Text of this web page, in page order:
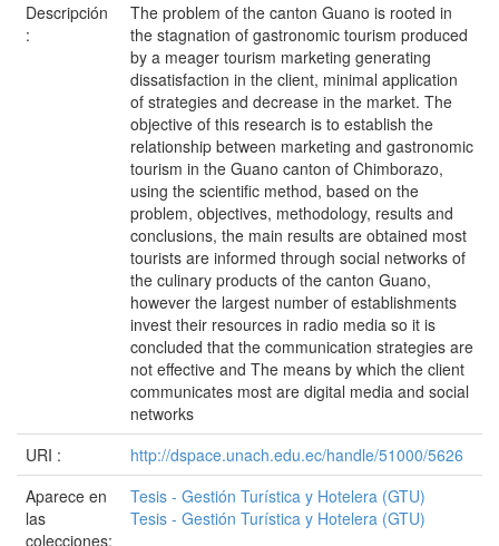
Descripción
:
The problem of the canton Guano is rooted in
the stagnation of gastronomic tourism produced
by a meager tourism marketing generating
dissatisfaction in the client, minimal application
of strategies and decrease in the market. The
objective of this research is to establish the
relationship between marketing and gastronomic
tourism in the Guano canton of Chimborazo,
using the scientific method, based on the
problem, objectives, methodology, results and
conclusions, the main results are obtained most
tourists are informed through social networks of
the culinary products of the canton Guano,
however the largest number of establishments
invest their resources in radio media so it is
concluded that the communication strategies are
not effective and The means by which the client
communicates most are digital media and social
networks
URI :
http://dspace.unach.edu.ec/handle/51000/5626
Aparece en
las
colecciones:
Tesis - Gestión Turística y Hotelera (GTU)
Tesis - Gestión Turística y Hotelera (GTU)